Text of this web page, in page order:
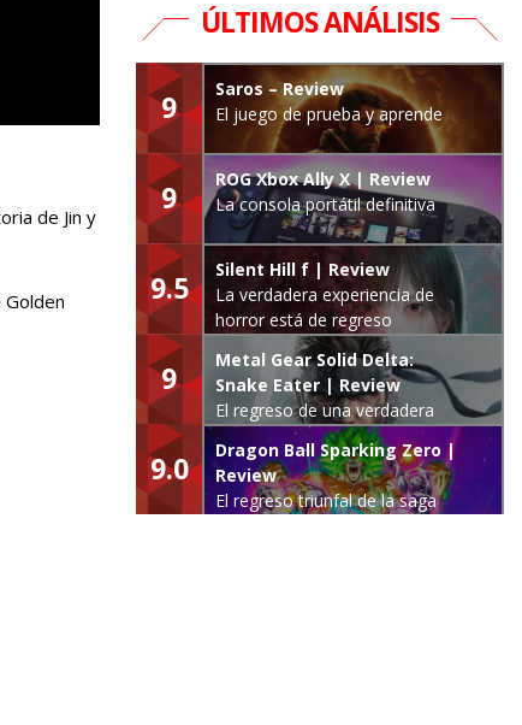
de Jin y
Golden
ÚLTIMOS ANÁLISIS
9
Saros – Review
El juego de prueba y aprende
9
ROG Xbox Ally X | Review
La consola portátil definitiva
9.5
Silent Hill f | Review
La verdadera experiencia de
horror está de regreso
9
Metal Gear Solid Delta:
Snake Eater | Review
El regreso de una verdadera
leyenda
9.0
Dragon Ball Sparking Zero |
Review
El regreso triunfal de la saga